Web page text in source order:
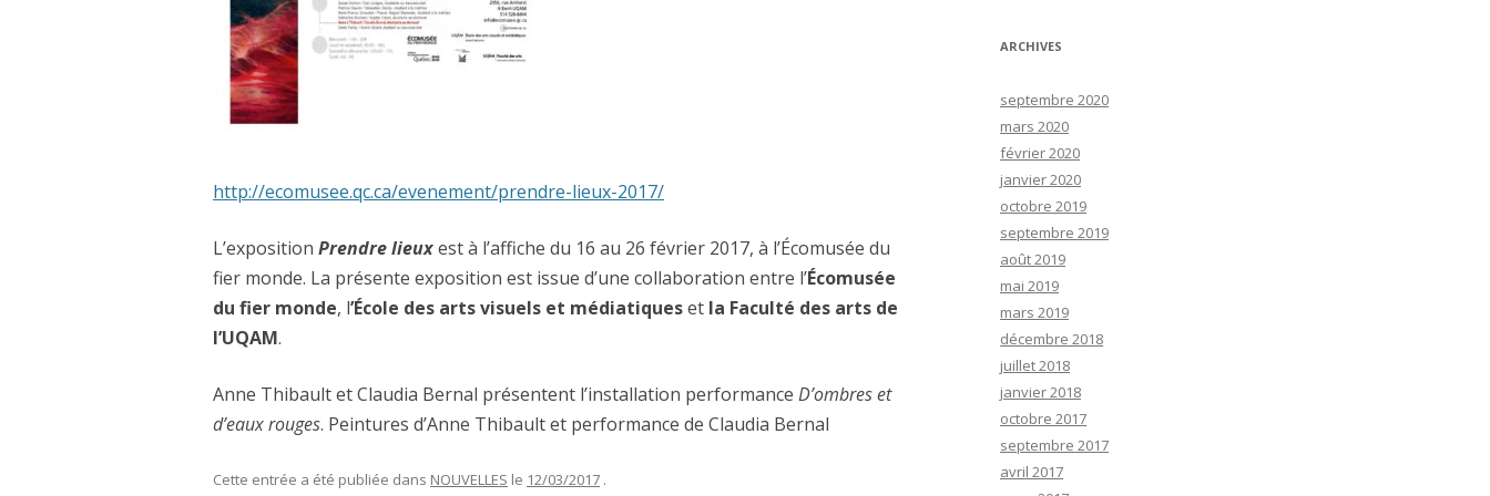
THE SLEEPWALKERS / LES SOMNAMBULES
(2017)
JE SUIS L’ÉCHO DE TES PAS (2014)
DE FAIT… (2013)
VERT MOISI EST LA COULEUR DE L’OUBLI (2010)
L’ARBRE DE L’OUBLI (2010)
FUITE (2006)
http://ecomusee.qc.ca/evenement/prendre-lieux-2017/
L’exposition Prendre lieuxest à l’affiche du 16 au 26 février 2017, à l’Écomusée du
fier monde. La présente exposition est issue d’une collaboration entre l’Écomusée
du fier monde, l’École des arts visuels et médiatiqueset la Faculté des arts de
l’UQAM.
Anne Thibault et Claudia Bernal présentent l’installation performance D’ombres et
d’eaux rouges. Peintures d’Anne Thibault et performance de Claudia Bernal
Cette entrée a été publiée dans NOUVELLES le 12/03/2017 .
ARCHIVES
septembre 2020
mars 2020
février 2020
janvier 2020
octobre 2019
septembre 2019
août 2019
mai 2019
mars 2019
décembre 2018
juillet 2018
janvier 2018
octobre 2017
septembre 2017
avril 2017